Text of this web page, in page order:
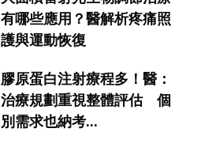
有哪些應用？醫解析疼痛照
護與運動恢復
膠原蛋白注射療程多！醫：
治療規劃重視整體評估 個
別需求也納考...